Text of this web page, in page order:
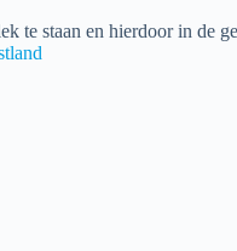
te staan en hierdoor in de